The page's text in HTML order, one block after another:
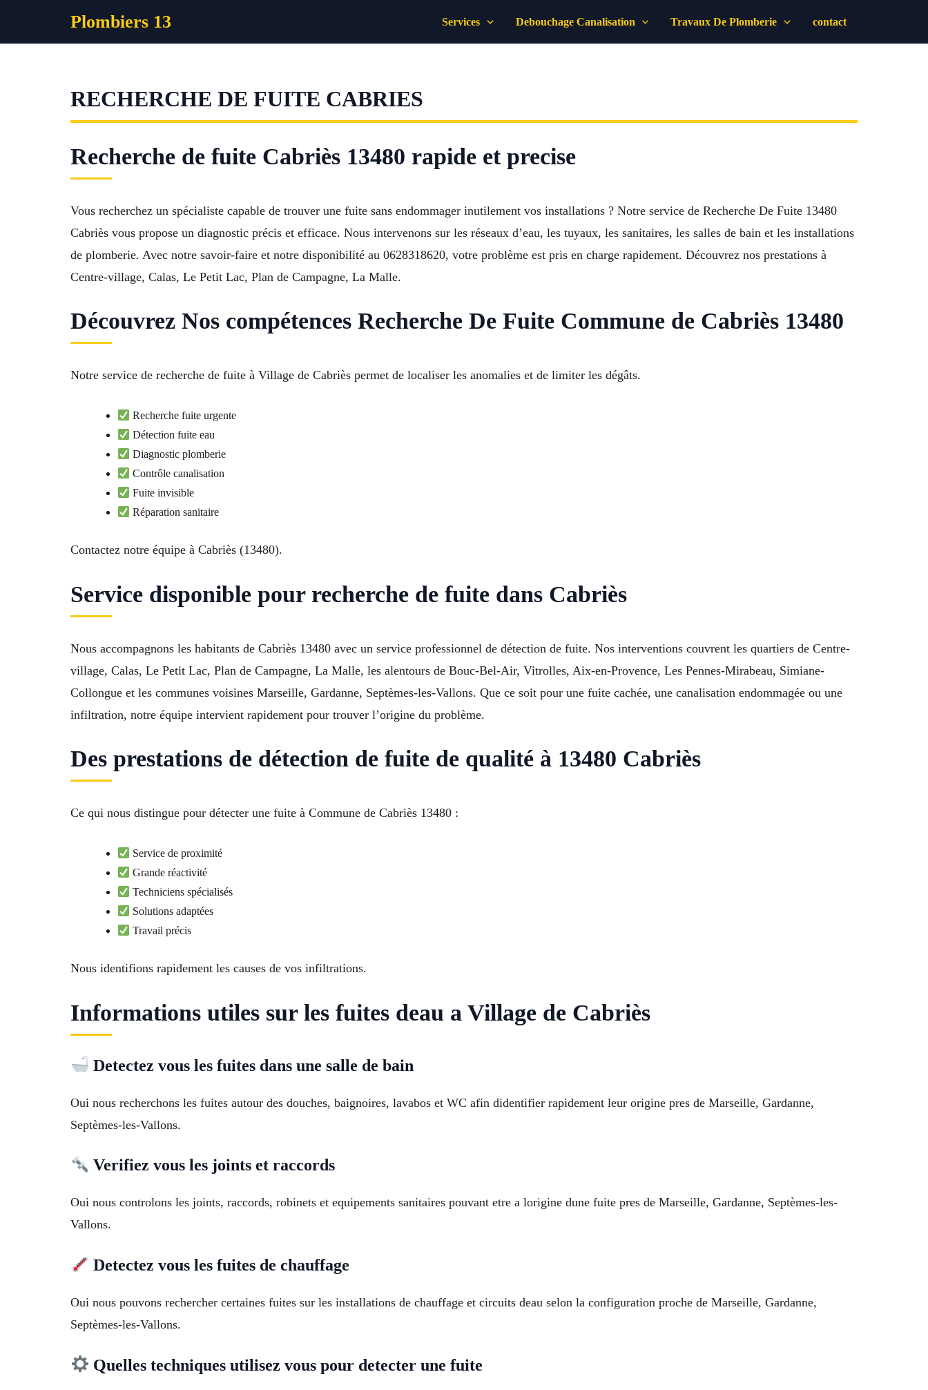
contenu
Plombiers 13 Services Debouchage Canalisation Travaux De Plomberie contact
RECHERCHE DE FUITE CABRIES
Recherche de fuite Cabriès 13480 rapide et precise
Vous recherchez un spécialiste capable de trouver une fuite sans endommager inutilement vos installations ? Notre service de Recherche De Fuite 13480
Cabriès vous propose un diagnostic précis et efficace. Nous intervenons sur les réseaux d’eau, les tuyaux, les sanitaires, les salles de bain et les installations
de plomberie. Avec notre savoir-faire et notre disponibilité au 0628318620, votre problème est pris en charge rapidement. Découvrez nos prestations à
Centre-village, Calas, Le Petit Lac, Plan de Campagne, La Malle.
Découvrez Nos compétences Recherche De Fuite Commune de Cabriès 13480
Notre service de recherche de fuite à Village de Cabriès permet de localiser les anomalies et de limiter les dégâts.
Recherche fuite urgente
Détection fuite eau
Diagnostic plomberie
Contrôle canalisation
Fuite invisible
Réparation sanitaire
Contactez notre équipe à Cabriès (13480).
Service disponible pour recherche de fuite dans Cabriès
Nous accompagnons les habitants de Cabriès 13480 avec un service professionnel de détection de fuite. Nos interventions couvrent les quartiers de Centre-
village, Calas, Le Petit Lac, Plan de Campagne, La Malle, les alentours de Bouc-Bel-Air, Vitrolles, Aix-en-Provence, Les Pennes-Mirabeau, Simiane-
Collongue et les communes voisines Marseille, Gardanne, Septèmes-les-Vallons. Que ce soit pour une fuite cachée, une canalisation endommagée ou une
infiltration, notre équipe intervient rapidement pour trouver l’origine du problème.
Des prestations de détection de fuite de qualité à 13480 Cabriès
Ce qui nous distingue pour détecter une fuite à Commune de Cabriès 13480 :
Service de proximité
Grande réactivité
Techniciens spécialisés
Solutions adaptées
Travail précis
Nous identifions rapidement les causes de vos infiltrations.
Informations utiles sur les fuites deau a Village de Cabriès
Detectez vous les fuites dans une salle de bain
Oui nous recherchons les fuites autour des douches, baignoires, lavabos et WC afin didentifier rapidement leur origine pres de Marseille, Gardanne,
Septèmes-les-Vallons.
Verifiez vous les joints et raccords
Oui nous controlons les joints, raccords, robinets et equipements sanitaires pouvant etre a lorigine dune fuite pres de Marseille, Gardanne, Septèmes-les-
Vallons.
Detectez vous les fuites de chauffage
Oui nous pouvons rechercher certaines fuites sur les installations de chauffage et circuits deau selon la configuration proche de Marseille, Gardanne,
Septèmes-les-Vallons.
Quelles techniques utilisez vous pour detecter une fuite